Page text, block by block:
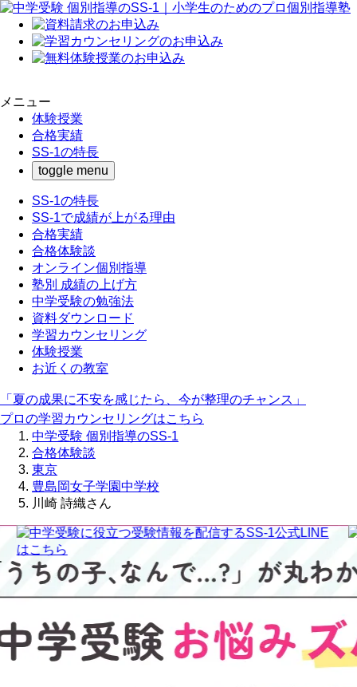
メニュー
体験授業
合格実績
SS-1の特長
toggle menu
SS-1の特長
SS-1で成績が上がる理由
合格実績
合格体験談
オンライン個別指導
塾別 成績の上げ方
中学受験の勉強法
資料ダウンロード
学習カウンセリング
体験授業
お近くの教室
「夏の成果に不安を感じたら、今が整理のチャンス」
プロの学習カウンセリングはこちら
中学受験 個別指導のSS-1
合格体験談
東京
豊島岡女子学園中学校
川崎 詩織さん